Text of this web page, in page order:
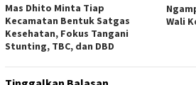
Mas Dhito Minta Tiap
Kecamatan Bentuk Satgas
Kesehatan, Fokus Tangani
Stunting, TBC, dan DBD
Wali